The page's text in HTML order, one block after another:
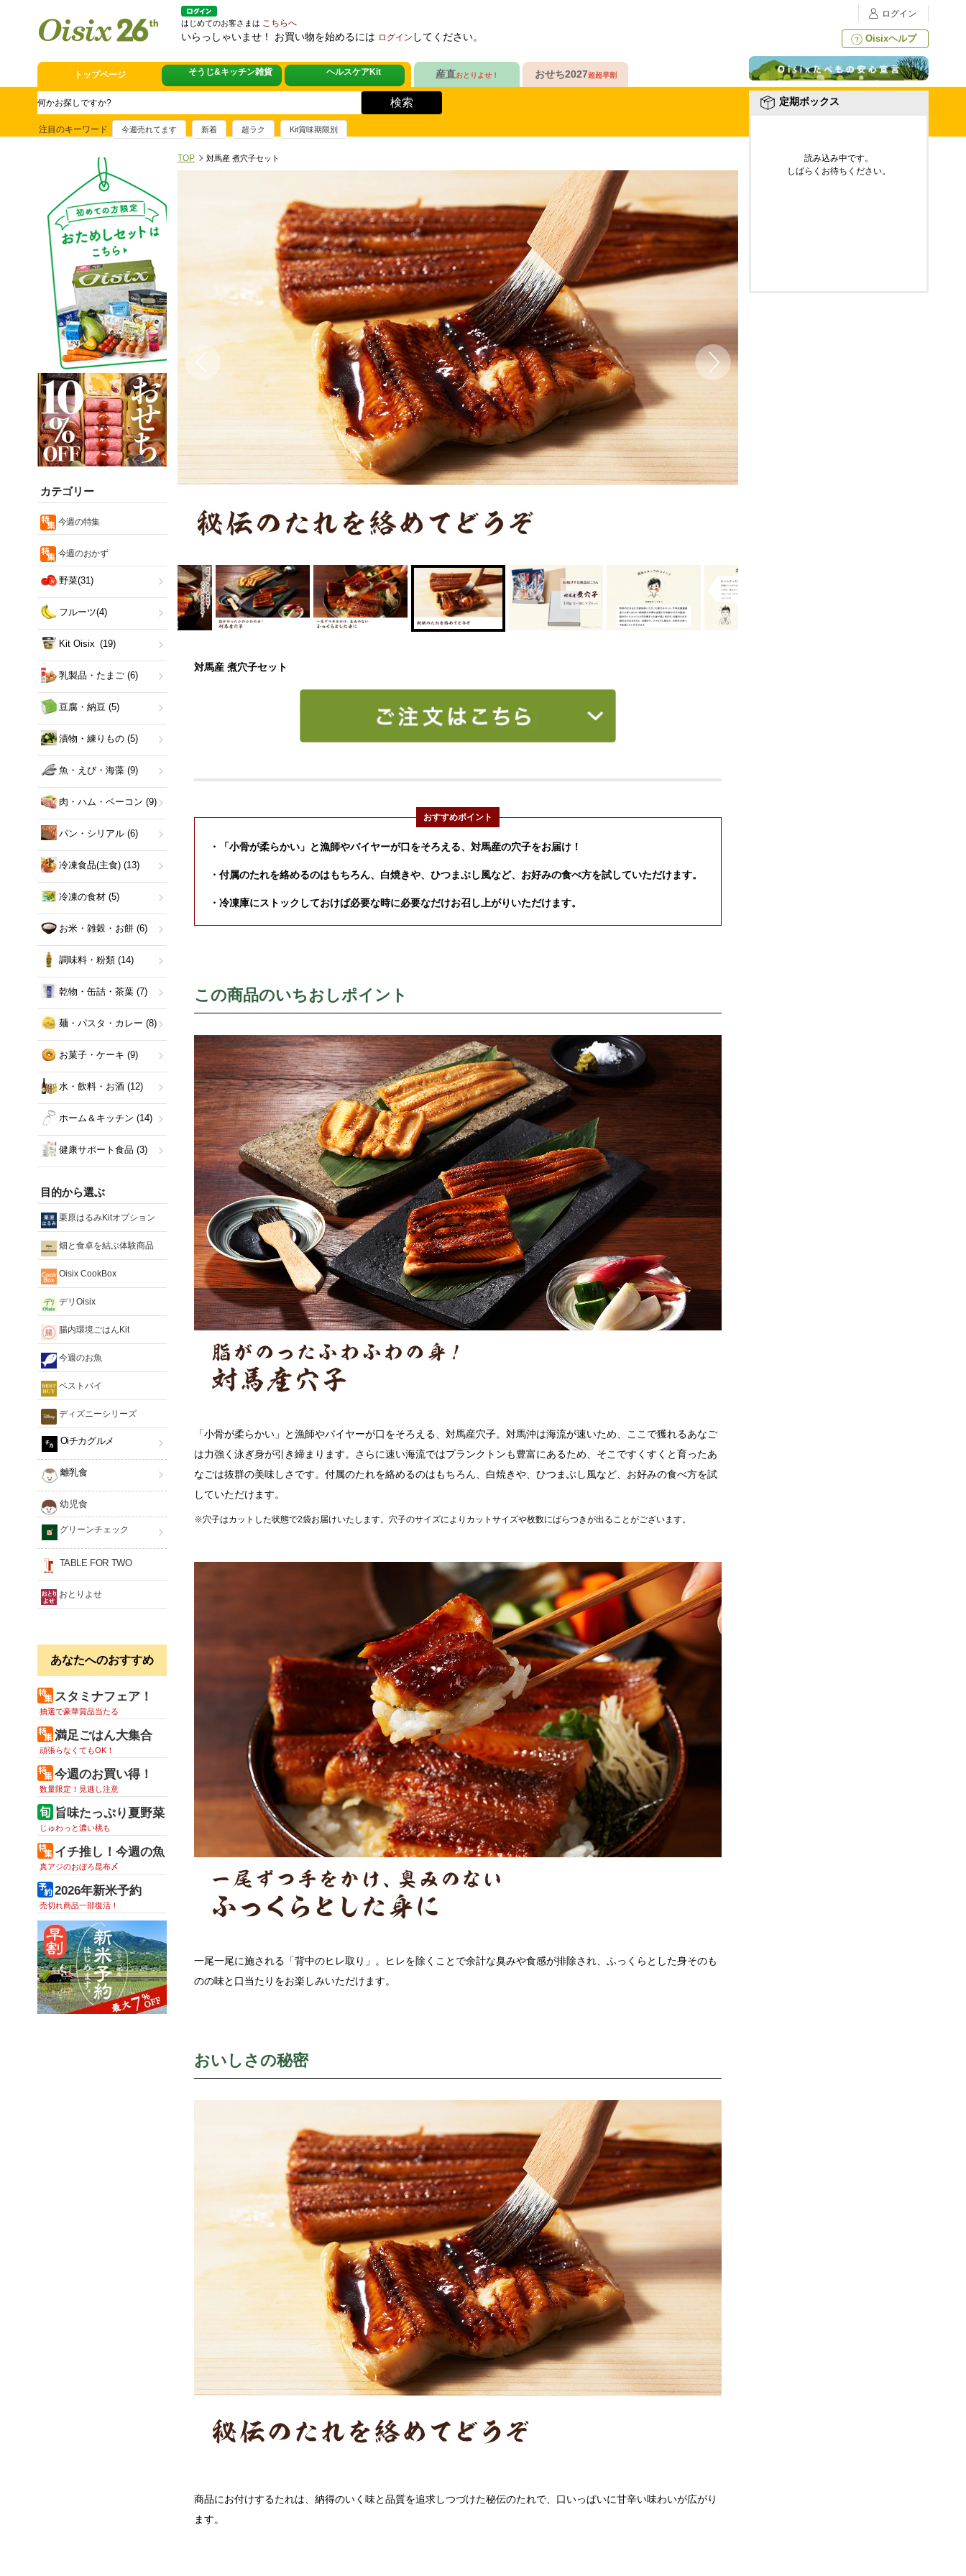
ログイン
Oisixヘルプ
はじめてのお客さまは こちらへ
いらっしゃいませ！ お買い物を始めるには ログイン してください。
トップページ 熊本地震への緊急支援
豪華賞品が当たるチャンス
満足ごはん大集合
おすすめ！出汁付き肉吸い
そうじ&キッチン雑貨
夏に便利！新商品6点登場
熊本地震への緊急支援
寄付付き商品取り扱い中
ヘルスケアKit
ヘルスケアKit
健康サポート食品
産直おとりよせ！
信州フルーツ定期便
ファンが年々増！
生沼さんの甘熟梨
人気No.4
貴重な黄桃食べ比べ
奥山さんの幸せの黄桃
人気No.5
夏にピッタリ
モチモチ食感チーズ
おせち2027超超早割
自慢はローストビーフ
大人も子どもも
家族で楽しめるおせち
クリームチーズたっぷり
人気品目を増量！
家族でたっぷり楽しむ
和・洋・中　よくばりセット
人気二段重「高砂」と
本格中華オードブル
検索
注目のキーワード 今週売れてます 新着 超ラク Kit賞味期限別
定期ボックス
読み込み中です。
しばらくお待ちください。
TOP 対馬産 煮穴子セット
対馬産 煮穴子セット
おすすめポイント
・「小骨が柔らかい」と漁師やバイヤーが口をそろえる、対馬産の穴子をお届け！
・付属のたれを絡めるのはもちろん、白焼きや、ひつまぶし風など、お好みの食べ方を試していただけます。
・冷凍庫にストックしておけば必要な時に必要なだけお召し上がりいただけます。
この商品のいちおしポイント
「小骨が柔らかい」と漁師やバイヤーが口をそろえる、対馬産穴子。対馬沖は海流が速いため、ここで獲れるあなご
は力強く泳ぎ身が引き締まります。さらに速い海流ではプランクトンも豊富にあるため、そこですくすくと育ったあ
なごは抜群の美味しさです。付属のたれを絡めるのはもちろん、白焼きや、ひつまぶし風など、お好みの食べ方を試
していただけます。
※穴子はカットした状態で2袋お届けいたします。穴子のサイズによりカットサイズや枚数にばらつきが出ることがございます。
一尾一尾に施される「背中のヒレ取り」。ヒレを除くことで余計な臭みや食感が排除され、ふっくらとした身そのも
のの味と口当たりをお楽しみいただけます。
おいしさの秘密
商品にお付けするたれは、納得のいく味と品質を追求しつづけた秘伝のたれで、口いっぱいに甘辛い味わいが広がり
ます。
カテゴリー
今週の特集
今週のおかず
野菜(31)
フルーツ(4)
Kit Oisix (19)
乳製品・たまご (6)
豆腐・納豆 (5)
漬物・練りもの (5)
魚・えび・海藻 (9)
肉・ハム・ベーコン (9)
パン・シリアル (6)
冷凍食品(主食) (13)
冷凍の食材 (5)
お米・雑穀・お餅 (6)
調味料・粉類 (14)
乾物・缶詰・茶葉 (7)
麺・パスタ・カレー (8)
お菓子・ケーキ (9)
水・飲料・お酒 (12)
ホーム＆キッチン (14)
健康サポート食品 (3)
目的から選ぶ
栗原はるみKitオプション
畑と食卓を結ぶ体験商品
Oisix CookBox
デリOisix
腸内環境ごはんKit
今週のお魚
ベストバイ
ディズニーシリーズ
Oiチカグルメ
離乳食
幼児食
グリーンチェック
TABLE FOR TWO
おとりよせ
あなたへのおすすめ
スタミナフェア！
抽選で豪華賞品当たる
満足ごはん大集合
頑張らなくてもOK！
今週のお買い得！
数量限定！見逃し注意
旨味たっぷり夏野菜
じゅわっと濃い桃も
イチ推し！今週の魚
真アジのおぼろ昆布〆
2026年新米予約
売切れ商品一部復活！